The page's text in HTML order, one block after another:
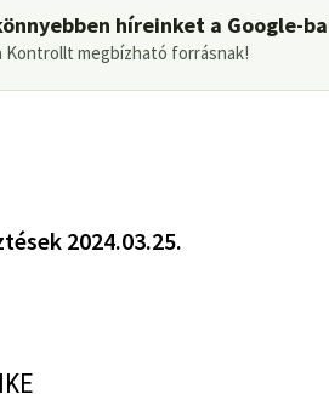
híreinket a Google-
Kontrollt megbízható forrásnak!
2024.03.25.